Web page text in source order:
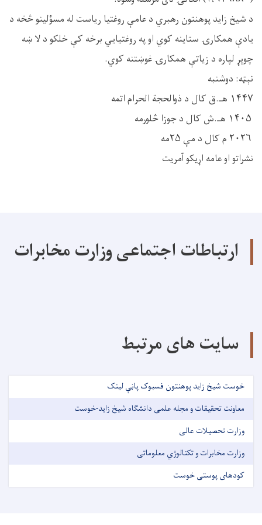
د شیخ زاید پوهنتون رهبري د عامې روغتيا ریاست له مسؤلينو څخه د
يادې همکارۍ ستاينه کوي او په روغتيایي برخه کې خلکو د لا ښه
چوپړ لپاره د زياتې همکارۍ غوښتنه کوي.
نېټه: دوشنبه
۱۴۴۷ هـ.ق کال د ذوالحجة الحرام اتمه
نشراتو او عامه اړیکو آمریت
ارتباطات اجتماعی وزارت مخابرات
سایت های مرتبط
خوست شیخ زاید پوهنتون فسبوک پاڼې لینک
معاونت تحقیقات و مجله علمی دانشگاه شیخ زاید-خوست
وزارت تحصیلات عالی
وزارت مخابرات و تکنالوژي معلوماتی
کودهای پوستی خوست